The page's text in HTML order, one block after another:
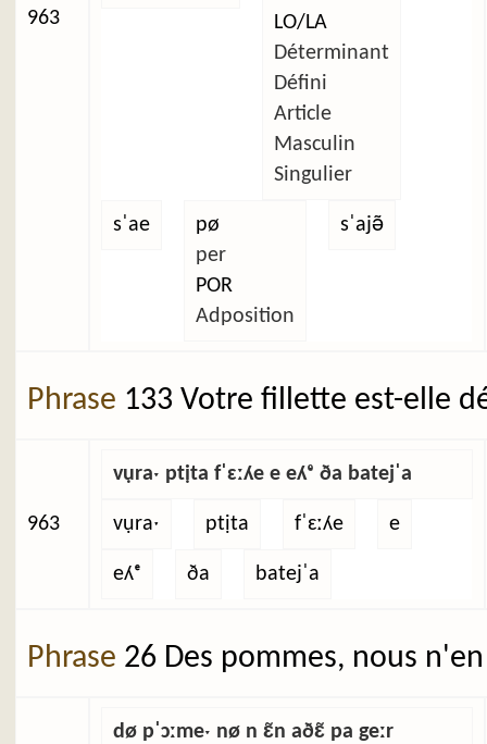
963
LO/LA
Déterminant
Défini
Article
Masculin
Singulier
sˈae
pø
per
POR
Adposition
sˈajə̃
Phrase 133 Votre fillette est-elle
963
vụraˑ ptịta fˈɛːʎe e eʎᵉ ða batejˈa
vụraˑ ptịta fˈɛːʎe e
eʎᵉ ða batejˈa
Phrase 26 Des pommes, nous
dø pˈɔːmeˑ nø n ɛ̃n aðɛ̃ pa geːr